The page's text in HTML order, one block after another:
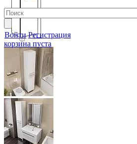
Войти Регистрация
корзина пуста